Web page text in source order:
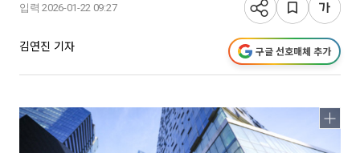
입력 2026-01-22 09:27
김연진 기자 구글 선호매체 추가